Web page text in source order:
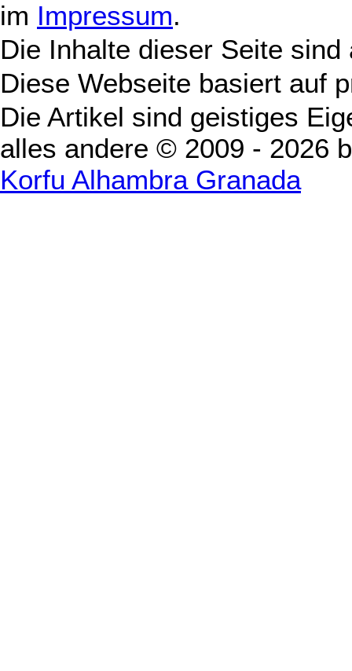
im Impressum.
Die Inhalte dieser Seite
Diese Webseite basiert auf
Die Artikel sind geistiges
alles andere © 2009 - 2026
Korfu Alhambra Granada